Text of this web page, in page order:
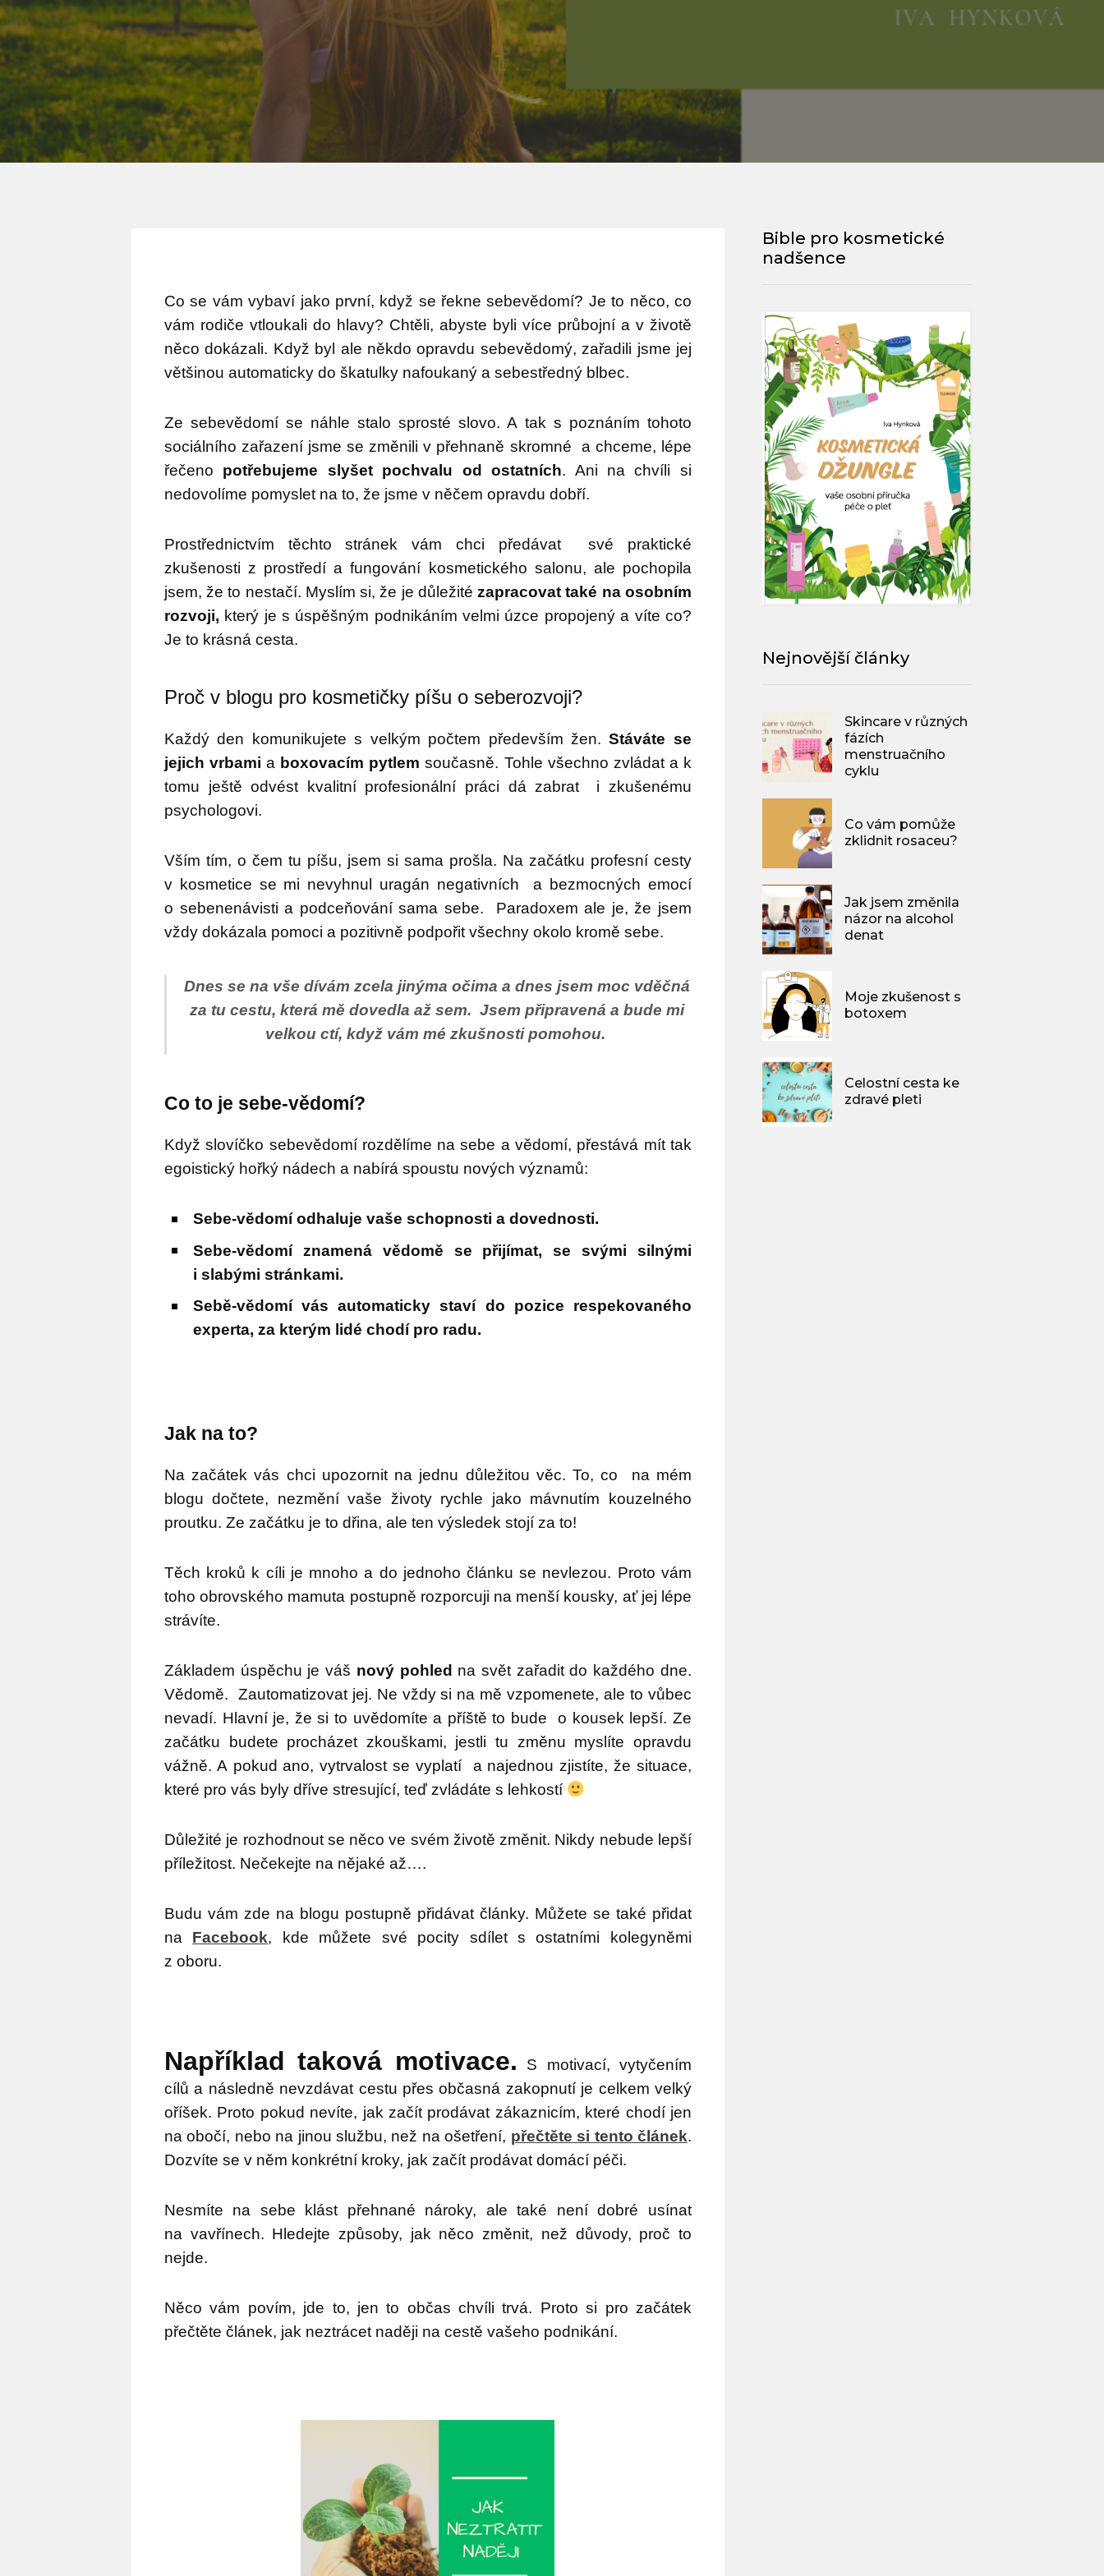
Co se vám vybaví jako první, když se řekne sebevědomí? Je to něco, co
vám rodiče vtloukali do hlavy? Chtěli, abyste byli více průbojní a v životě
něco dokázali. Když byl ale někdo opravdu sebevědomý, zařadili jsme jej
většinou automaticky do škatulky nafoukaný a sebestředný blbec.
Ze sebevědomí se náhle stalo sprosté slovo. A tak s poznáním tohoto
sociálního zařazení jsme se změnili v přehnaně skromné a chceme, lépe
řečeno potřebujeme slyšet pochvalu od ostatních. Ani na chvíli si
nedovolíme pomyslet na to, že jsme v něčem opravdu dobří.
Prostřednictvím těchto stránek vám chci předávat
své praktické
zkušenosti z prostředí a fungování kosmetického salonu, ale pochopila
jsem, že to nestačí. Myslím si, že je důležitézapracovat také na osobním
rozvoji, který je s úspěšným podnikáním velmi úzce propojený a víte co?
Je to krásná cesta.
Proč v blogu pro kosmetičky píšu o seberozvoji?
Každý den komunikujete s velkým počtem především žen.Stáváte se
jejich vrbami a boxovacím pytlem současně. Tohle všechno zvládat a k
tomu ještě odvést kvalitní profesionální práci dá zabrat i zkušenému
psychologovi.
Vším tím, o čem tu píšu, jsem si sama prošla. Na začátku profesní cesty
v kosmetice se mi nevyhnul uragán negativních a bezmocných emocí
o sebenenávisti a podceňování sama sebe.
Paradoxem ale je, že jsem
vždy dokázala pomoci a pozitivně podpořit všechny okolo kromě sebe.
Dnes se na vše dívám zcela jinýma očima a dnes jsem moc vděčná
za tu cestu, která mě dovedla až sem. Jsem připravená a bude mi
velkou ctí, když vám mé zkušnosti pomohou.
Co to je sebe-vědomí?
Když slovíčko sebevědomí rozdělíme na sebe a vědomí, přestává mít tak
egoistický hořký nádech a nabírá spoustu nových významů:
Sebe-vědomí odhaluje vaše schopnosti a dovednosti.
Sebe-vědomí znamená vědomě se přijímat, se svými silnými
i slabými stránkami.
Sebě-vědomí vás automaticky staví do pozice respekovaného
experta, za kterým lidé chodí pro radu.
Jak na to?
Na začátek vás chci upozornit na jednu důležitou věc. To, co na mém
blogu dočtete, nezmění vaše životy rychle jako mávnutím kouzelného
proutku. Ze začátku je to dřina, ale ten výsledek stojí za to!
Těch kroků k cíli je mnoho a do jednoho článku se nevlezou. Proto vám
toho obrovského mamuta postupně rozporcuji na menší kousky, ať jej lépe
strávíte.
Základem úspěchu je váš nový pohled na svět zařadit do každého dne.
Vědomě.
Zautomatizovat jej. Ne vždy si na mě vzpomenete, ale to vůbec
nevadí. Hlavní je, že si to uvědomíte a příště to bude o kousek lepší. Ze
začátku budete procházet zkouškami, jestli tu změnu myslíte opravdu
vážně. A pokud ano, vytrvalost se vyplatí a najednou zjistíte, že situace,
které pro vás byly dříve stresující, teď zvládáte s lehkostí
Důležité je rozhodnout se něco ve svém životě změnit. Nikdy nebude lepší
příležitost. Nečekejte na nějaké až….
Budu vám zde na blogu postupně přidávat články. Můžete se také přidat
na Facebook, kde můžete své pocity sdílet s ostatními kolegyněmi
z oboru.
Například taková motivace. S motivací, vytyčením
cílů a následně nevzdávat cestu přes občasná zakopnutí je celkem velký
oříšek. Proto pokud nevíte, jak začít prodávat zákaznicím, které chodí jen
na obočí, nebo na jinou službu, než na ošetření, přečtěte si tento článek.
Dozvíte se v něm konkrétní kroky, jak začít prodávat domácí péči.
Nesmíte na sebe klást přehnané nároky, ale také není dobré usínat
na vavřínech. Hledejte způsoby, jak něco změnit, než důvody, proč to
nejde.
Něco vám povím, jde to, jen to občas chvíli trvá. Proto si pro začátek
přečtěte článek, jak neztrácet naději na cestě vašeho podnikání.
Bible pro kosmetické
nadšence
Nejnovější články
Skincare v různých
fázích
menstruačního
cyklu
Co vám pomůže
zklidnit rosaceu?
Jak jsem změnila
názor na alcohol
denat
Moje zkušenost s
botoxem
Celostní cesta ke
zdravé pleti